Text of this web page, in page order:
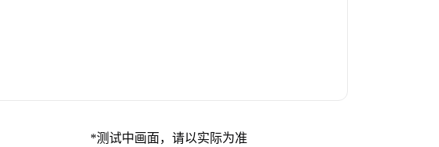
*测试中画面，请以实际为准